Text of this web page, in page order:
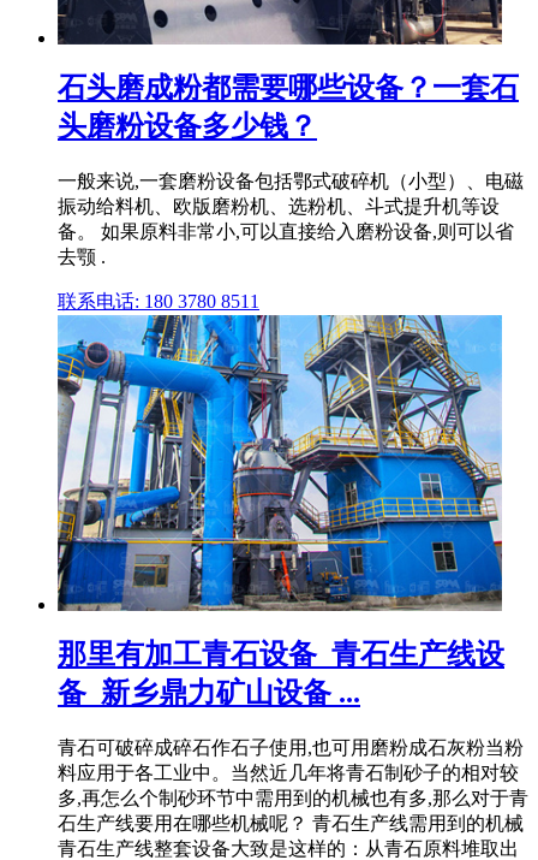
石头磨成粉都需要哪些设备？一套石
头磨粉设备多少钱？
一般来说,一套磨粉设备包括鄂式破碎机（小型）、电磁
振动给料机、欧版磨粉机、选粉机、斗式提升机等设
备。 如果原料非常小,可以直接给入磨粉设备,则可以省
去颚 .
联系电话: 180 3780 8511
那里有加工青石设备_青石生产线设
备_新乡鼎力矿山设备 ...
青石可破碎成碎石作石子使用,也可用磨粉成石灰粉当粉
料应用于各工业中。当然近几年将青石制砂子的相对较
多,再怎么个制砂环节中需用到的机械也有多,那么对于青
石生产线要用在哪些机械呢？ 青石生产线需用到的机械
青石生产线整套设备大致是这样的：从青石原料堆取出